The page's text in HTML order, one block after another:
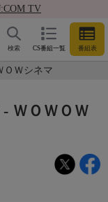
TV
CS番組一覧 番組表
検索
ＯＷシネマ
ＷＯＷＯＷ